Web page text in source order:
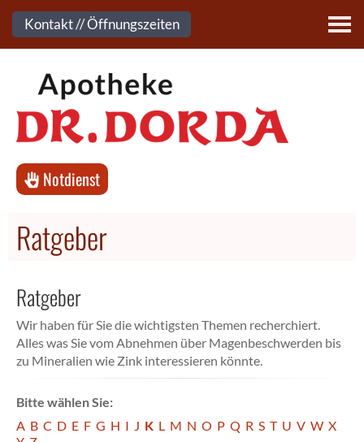
Kontakt
Notdienst
Ratgeber
Ratgeber
Wir haben für Sie die wichtigsten Themen recherchiert.
Alles was Sie vom Abnehmen über Magenbeschwerden bis
zu Mineralien wie Zink interessieren könnte.
Bitte wählen Sie:
A B C D E F G H I J K L M N O P Q R S T U V W X
Kontakt // Öffnungszeiten